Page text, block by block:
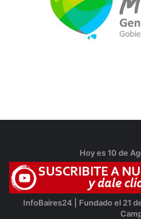
Hoy es 10 de
InfoBaires24 | Fundado el 21